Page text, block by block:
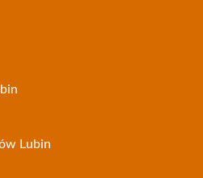
Lubin